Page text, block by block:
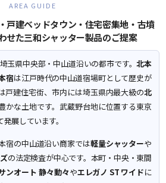
AREA GUIDE
戸建ベッドタウン・住宅密集地・古墳
せた三和シャッター製品のご提案
玉県中央部・中山道沿いの都市です。北本
宿は江戸時代の中山道宿場町として歴史が
戸建住宅街、市内には埼玉県内最大級の北
かな土地です。武蔵野台地に位置する東京
展しています。
宿の中山道沿い商家では軽量シャッターや
の法定検査が中心です。本町・中央・東間
ンオート 静々動々やエレガノ ST ワイドに